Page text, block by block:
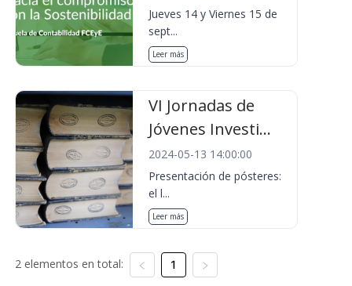
Jueves 14 y Viernes 15 de
sept...
Leer más
VI Jornadas de
Jóvenes Investi...
2024-05-13 14:00:00
Presentación de pósteres:
el l...
Leer más
2 elementos en total: 1